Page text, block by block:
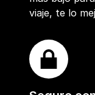
viaje, te lo